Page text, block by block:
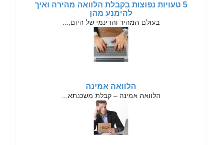
5 טעויות נפוצות בקבלת הלוואה מהירה ואיך
להימנע מהן
בעולם המהיר והדינמי של היום,...
הלוואה אמינה
הלוואה אמינה – קבלת משכנתא...